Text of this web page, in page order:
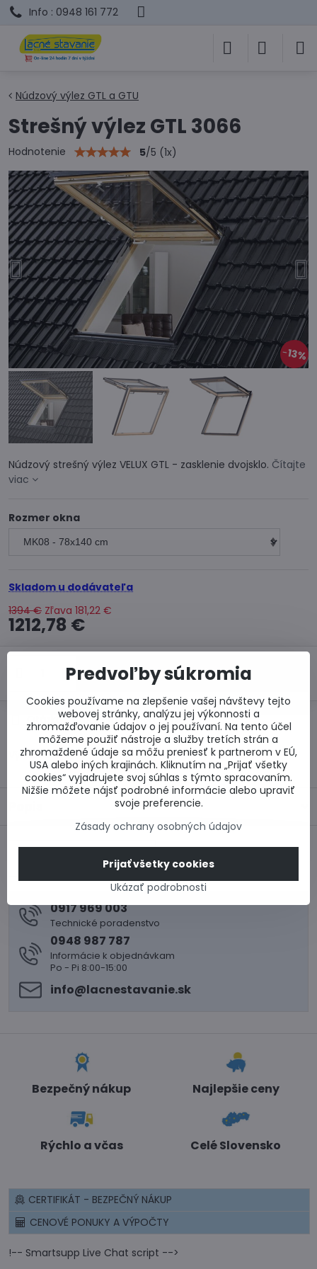
Info : 0948 161 772
13%
Núdzový výlez GTL a GTU
Strešný výlez GTL 3066
Hodnotenie 5/5 (1x)
Núdzový strešný výlez VELUX GTL - zasklenie dvojsklo. Čítajte
viac
Rozmer okna
Skladom u dodávateľa
1394 € Zľava 181,22 €
1212,78 €
Do košíka
Otázka k produktu Doručenia
Výrobca:
Predchádzajúci
0917 969 003
Technické poradenstvo
0948 987 787
Informácie k objednávkam
Po - Pi 8:00-15:00
info​@lacnestavanie​.sk
Bezpečný nákup Najlepšie ceny
Rýchlo a včas Celé Slovensko
CERTIFIKÁT - BEZPEČNÝ NÁKUP
CENOVÉ PONUKY A VÝPOČTY
!-- Smartsupp Live Chat script -->
Predvoľby súkromia
Cookies používame na zlepšenie vašej návštevy tejto
webovej stránky, analýzu jej výkonnosti a
zhromažďovanie údajov o jej používaní. Na tento účel
môžeme použiť nástroje a služby tretích strán a
zhromaždené údaje sa môžu preniesť k partnerom v EÚ,
USA alebo iných krajinách. Kliknutím na „Prijať všetky
cookies“ vyjadrujete svoj súhlas s týmto spracovaním.
Nižšie môžete nájsť podrobné informácie alebo upraviť
svoje preferencie.
Zásady ochrany osobných údajov
Ukázať podrobnosti
Prijať všetky cookies